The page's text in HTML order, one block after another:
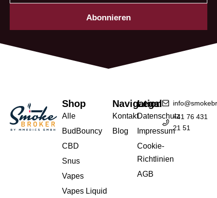
Shop
Alle
BudBouncy
CBD
Snus
Vapes
Vapes Liquid
Navigation
Kontakt
Blog
Legal
Datenschutz
Impressum
Cookie-
Richtlinien
AGB
+41 76 431
21 51